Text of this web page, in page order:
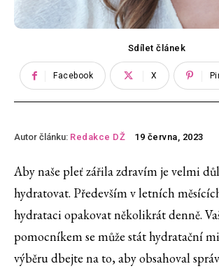
Sdílet článek
Facebook X
Autor článku: Redakce DŽ 19 června, 2023
Aby naše pleť zářila zdravím je velmi
hydratovat. Především v letních
hydrataci opakovat několikrát denně.
pomocníkem se může stát hydratační
výběru dbejte na to, aby obsahoval